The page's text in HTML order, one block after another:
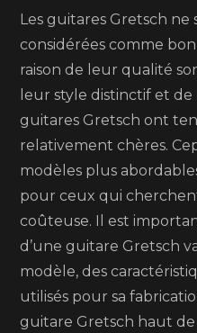
Les guitares Gretsch
considérées comme
raison de leur qualité
leur style distinctif et
guitares Gretsch ont
relativement chères.
modèles plus
pour ceux qui
coûteuse. Il est
d’une guitare Gretsch
modèle, des
utilisés pour sa
guitare Gretsch haut